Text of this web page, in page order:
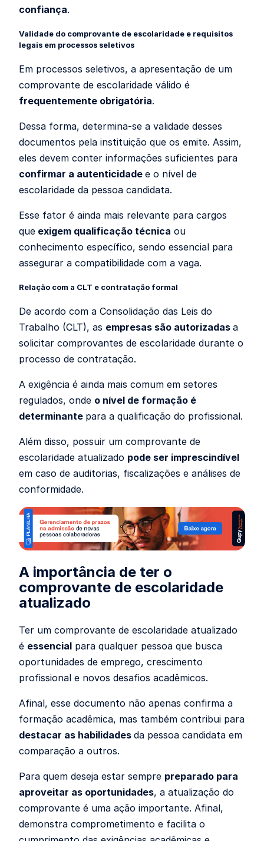
confiança.
Validade do comprovante de escolaridade e requisitos
legais em processos seletivos
Em processos seletivos, a apresentação de um
comprovante de escolaridade válido é
frequentemente obrigatória.
Dessa forma, determina-se a validade desses
documentos pela instituição que os emite. Assim,
eles devem conter informações suficientes para
confirmar a autenticidade e o nível de
escolaridade da pessoa candidata.
Esse fator é ainda mais relevante para cargos
que exigem qualificação técnica ou
conhecimento específico, sendo essencial para
assegurar a compatibilidade com a vaga.
Relação com a CLT e contratação formal
De acordo com a Consolidação das Leis do
Trabalho (CLT), as empresas são autorizadas a
solicitar comprovantes de escolaridade durante o
processo de contratação.
A exigência é ainda mais comum em setores
regulados, onde o nível de formação é
determinante para a qualificação do profissional.
Além disso, possuir um comprovante de
escolaridade atualizado pode ser imprescindível
em caso de auditorias, fiscalizações e análises de
conformidade.
A importância de ter o
comprovante de escolaridade
atualizado
Ter um comprovante de escolaridade atualizado
é essencial para qualquer pessoa que busca
oportunidades de emprego, crescimento
profissional e novos desafios acadêmicos.
Afinal, esse documento não apenas confirma a
formação acadêmica, mas também contribui para
destacar as habilidades da pessoa candidata em
comparação a outros.
Para quem deseja estar sempre preparado para
aproveitar as oportunidades, a atualização do
comprovante é uma ação importante. Afinal,
demonstra comprometimento e facilita o